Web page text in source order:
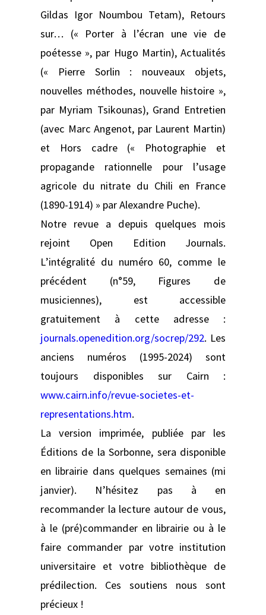
Gildas Igor Noumbou Tetam), Retours
sur… (« Porter à l’écran une vie de
poétesse », par Hugo Martin), Actualités
(« Pierre Sorlin : nouveaux objets,
nouvelles méthodes, nouvelle histoire »,
par Myriam Tsikounas), Grand Entretien
(avec Marc Angenot, par Laurent Martin)
et Hors cadre (« Photographie et
propagande rationnelle pour l’usage
agricole du nitrate du Chili en France
(1890-1914) » par Alexandre Puche).
Notre revue a depuis quelques mois
rejoint Open Edition Journals.
L’intégralité du numéro 60, comme le
précédent (n°59, Figures de
musiciennes), est accessible
gratuitement à cette adresse :
journals.openedition.org/socrep/292. Les
anciens numéros (1995-2024) sont
toujours disponibles sur Cairn :
www.cairn.info/revue-societes-et-
representations.htm.
La version imprimée, publiée par les
Éditions de la Sorbonne, sera disponible
en librairie dans quelques semaines (mi
janvier). N’hésitez pas à en
recommander la lecture autour de vous,
à le (pré)commander en librairie ou à le
faire commander par votre institution
universitaire et votre bibliothèque de
prédilection. Ces soutiens nous sont
précieux !